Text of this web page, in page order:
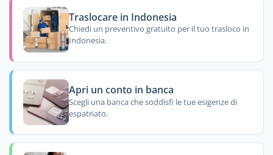
Traslocare in Indonesia
Chiedi un preventivo gratuito per il tuo trasloco in
Indonesia.
Apri un conto in banca
Scegli una banca che soddisfi le tue esigenze di
espatriato.